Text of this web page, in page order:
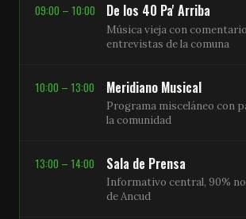
09:00 – 10:00 De los 40 Pa' Arriba
Música vieja con
entrevistas de la comuna
10:00 – 13:00 Meridiano Musical
Programa misceláneo con
la comunidad
13:00 – 14:00 Sala de Prensa
Informativo central, 90%
de Ancud